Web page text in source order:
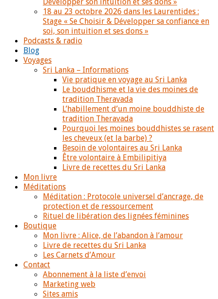
18 au 23 octobre 2026 dans les Laurentides :
Stage « Se Choisir & Développer sa confiance en
soi, son intuition et ses dons »
Podcasts & radio
Blog
Voyages
Sri Lanka – Informations
Vie pratique en voyage au Sri Lanka
Le bouddhisme et la vie des moines de
tradition Theravada
L’habillement d’un moine bouddhiste de
tradition Theravada
Pourquoi les moines bouddhistes se rasent
les cheveux (et la barbe) ?
Besoin de volontaires au Sri Lanka
Être volontaire à Embilipitiya
Livre de recettes du Sri Lanka
Mon livre
Méditations
Méditation : Protocole universel d’ancrage, de
protection et de ressourcement
Rituel de libération des lignées féminines
Boutique
Mon livre : Alice, de l’abandon à l’amour
Livre de recettes du Sri Lanka
Les Carnets d’Amour
Contact
Abonnement à la liste d’envoi
Marketing web
Sites amis